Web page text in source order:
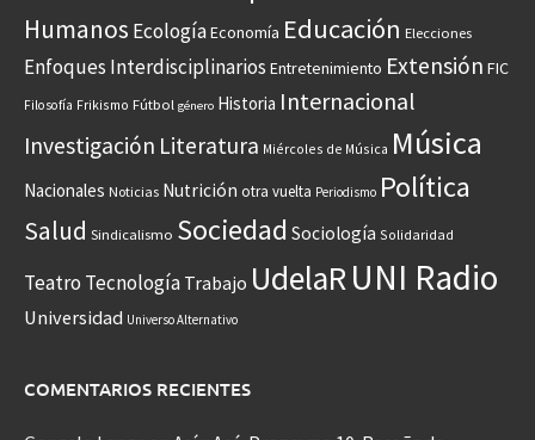
Humanos EcologíaEconomía Educación Elecciones
Enfoques Interdisciplinarios Entretenimiento Extensión FIC
Filosofía Frikismo Fútbol género Historia Internacional
Investigación Literatura Miércoles de Música Música
Nacionales Noticias Nutrición otra vuelta Periodismo Política
Salud Sindicalismo Sociedad Sociología Solidaridad
Teatro Tecnología Trabajo UdelaR UNI Radio
Universidad Universo Alternativo
COMENTARIOS RECIENTES